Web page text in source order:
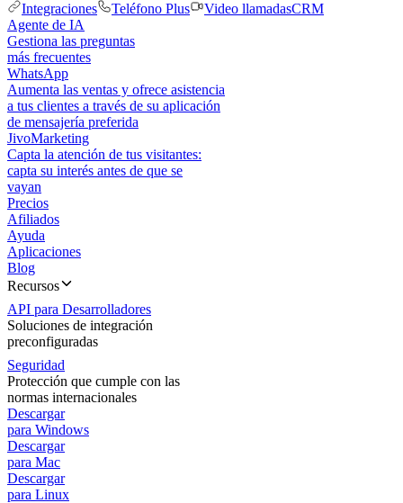
Integraciones
Teléfono Plus Video llamadasCRM
Agente de IA
Gestiona las preguntas
más frecuentes
WhatsApp
Aumenta las ventas y ofrece asistencia
a tus clientes a través de su aplicación
de mensajería preferida
JivoMarketing
Capta la atención de tus visitantes:
capta su interés antes de que se
vayan
Precios
Afiliados
Ayuda
Aplicaciones
Blog
Recursos
API para Desarrolladores
Soluciones de integración
preconfiguradas
Seguridad
Protección que cumple con las
normas internacionales
Descargar
para Windows
Descargar
para Mac
Descargar
para Linux